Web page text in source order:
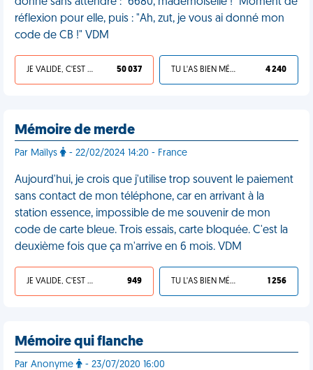
réflexion pour elle, puis : "Ah, zut, je vous ai donné mon
code de CB !" VDM
JE VALIDE, C'EST UNE VDM 50 037 TU L'AS BIEN MÉRITÉ 4 240
Mémoire de merde
Par Maïlys - 22/02/2024 14:20 - France
Aujourd'hui, je crois que j'utilise trop souvent le paiement
sans contact de mon téléphone, car en arrivant à la
station essence, impossible de me souvenir de mon
code de carte bleue. Trois essais, carte bloquée. C'est la
deuxième fois que ça m'arrive en 6 mois. VDM
JE VALIDE, C'EST UNE VDM 949 TU L'AS BIEN MÉRITÉ 1 256
Mémoire qui flanche
Par Anonyme - 23/07/2020 16:00